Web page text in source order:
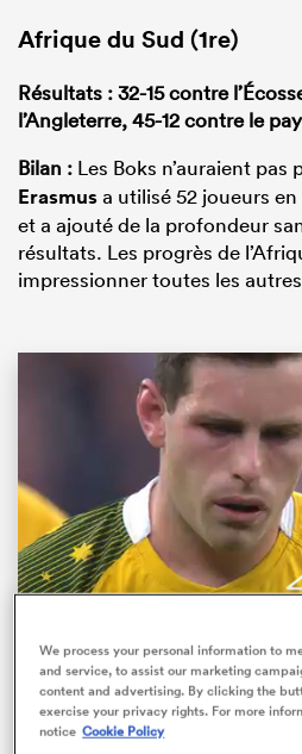
Afrique du Sud (1re)
Résultats : 32-15 contre
l’Angleterre, 45-12 contre le
Bilan : Les Boks n’auraient pas
Erasmusa utilisé 52 joueurs
et a ajouté de la profondeur
résultats. Les progrès de
impressionner toutes les
Pause Unmute
82.67%
Rugbypass TV
We process your personal information to
and service, to assist our marketing
content and advertising. By clicking the
exercise your privacy rights. For more
notice Cookie Policy